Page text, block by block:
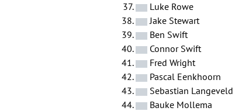
Luke Rowe
Jake Stewart
Ben Swift
Connor Swift
Fred Wright
Pascal Eenkhoorn
Sebastian Langeveld
Bauke Mollema